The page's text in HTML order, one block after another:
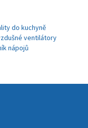
do kuchyně
ventilátory
nápojů